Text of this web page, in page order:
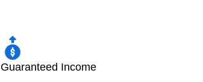
Guaranteed Income